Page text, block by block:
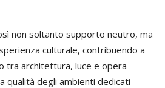
non soltanto supporto neutro, ma
culturale, contribuendo a
tra architettura, luce e opera
qualità degli ambienti dedicati